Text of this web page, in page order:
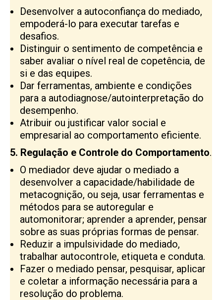
Desenvolver a autoconfiança do mediado,
empoderá-lo para executar tarefas e
desafios.
Distinguir o sentimento de competência e
saber avaliar o nível real de copetência, de
si e das equipes.
Dar ferramentas, ambiente e condições
para a autodiagnose/autointerpretação do
desempenho.
Atribuir ou justificar valor social e
empresarial ao comportamento eficiente.
5. Regulação e Controle do Comportamento.
O mediador deve ajudar o mediado a
desenvolver a capacidade/habilidade de
metacognição, ou seja, usar ferramentas e
métodos para se autoregular e
automonitorar; aprender a aprender, pensar
sobre as suas próprias formas de pensar.
Reduzir a impulsividade do mediado,
trabalhar autocontrole, etiqueta e conduta.
Fazer o mediado pensar, pesquisar, aplicar
e coletar a informação necessária para a
resolução do problema.